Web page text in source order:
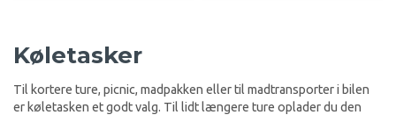
Køletasker
Til kortere ture, picnic, madpakken eller til madtransporter i bilen
er køletasken et godt valg. Til lidt længere ture oplader du den